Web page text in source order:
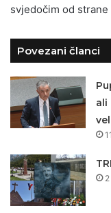
svjedočim od
Povezani članci
ali